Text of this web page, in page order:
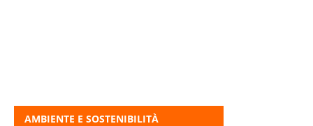
AMBIENTE E SOSTENIBILITÀ